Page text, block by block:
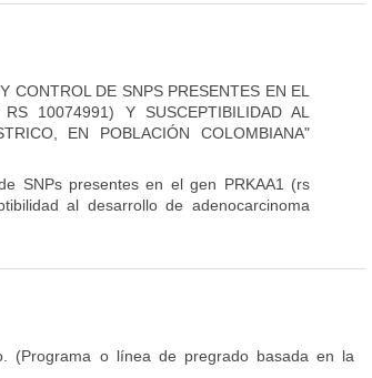
CONTROL DE SNPS PRESENTES EN EL
10074991) Y SUSCEPTIBILIDAD AL
EN POBLACIÓN COLOMBIANA"
SNPs presentes en el gen PRKAA1 (rs
al desarrollo de adenocarcinoma
(Programa o línea de pregrado basada en la